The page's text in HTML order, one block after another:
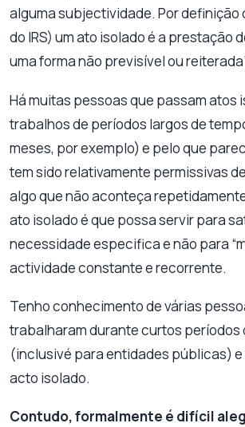
alguma subjectividade. Por definição
do IRS) um ato isolado é a prestação
uma forma não previsível ou
Há muitas pessoas que passam atos
trabalhos de períodos largos de
meses, por exemplo) e pelo que
tem sido relativamente permissivas
algo que não aconteça
ato isolado é que possa servir para
necessidade especifica e não para
actividade constante e recorrente.
Tenho conhecimento de várias
trabalharam durante curtos períodos
(inclusivé para entidades públicas) e
acto isolado.
Contudo, formalmente é difícil